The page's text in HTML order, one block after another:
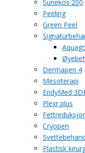
Sunekos 200
Peeling
Green Peel
Dermapen 4
Mesoterapi
EndyMed
Plexr plus
Cryopen
Plastisk